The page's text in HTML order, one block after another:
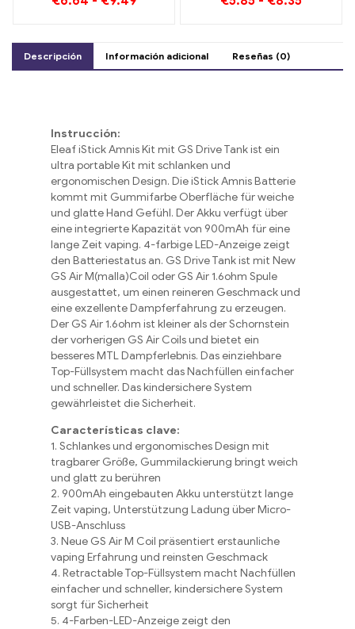
Puffs CIGARRILLOS
desechable de doble
sabor La combinación
Jelly Bang King Smart
Descripción Información adicional Reseñas (0)
Instrucción:
Eleaf iStick Amnis Kit mit GS Drive Tank ist ein
ultra portable Kit mit schlanken und
ergonomischen Design. Die iStick Amnis Batterie
kommt mit Gummifarbe Oberfläche für weiche
und glatte Hand Gefühl. Der Akku verfügt über
eine integrierte Kapazität von 900mAh für eine
lange Zeit vaping. 4-farbige LED-Anzeige zeigt
den Batteriestatus an. GS Drive Tank ist mit New
GS Air M(malla)Coil oder GS Air 1.6ohm Spule
ausgestattet, um einen reineren Geschmack und
eine exzellente Dampferfahrung zu erzeugen.
Der GS Air 1.6ohm ist kleiner als der Schornstein
der vorherigen GS Air Coils und bietet ein
besseres MTL Dampferlebnis. Das einziehbare
Top-Füllsystem macht das Nachfüllen einfacher
und schneller. Das kindersichere System
gewährleistet die Sicherheit.
Características clave:
1. Schlankes und ergonomisches Design mit
tragbarer Größe, Gummilackierung bringt weich
und glatt zu berühren
2. 900mAh eingebauten Akku unterstützt lange
Zeit vaping, Unterstützung Ladung über Micro-
USB-Anschluss
3. Neue GS Air M Coil präsentiert erstaunliche
vaping Erfahrung und reinsten Geschmack
4. Retractable Top-Füllsystem macht Nachfüllen
einfacher und schneller, kindersichere System
sorgt für Sicherheit
5. 4-Farben-LED-Anzeige zeigt den